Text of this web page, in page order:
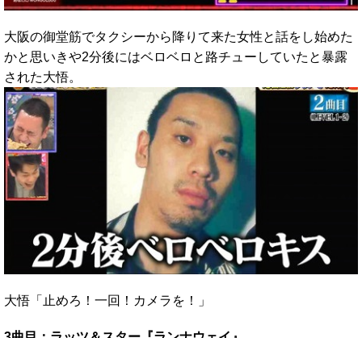
大阪の御堂筋でタクシーから降りて来た女性と話をし始めた
かと思いきや2分後にはベロベロと路チューしていたと暴露
された大悟。
大悟「止めろ！一回！カメラを！」